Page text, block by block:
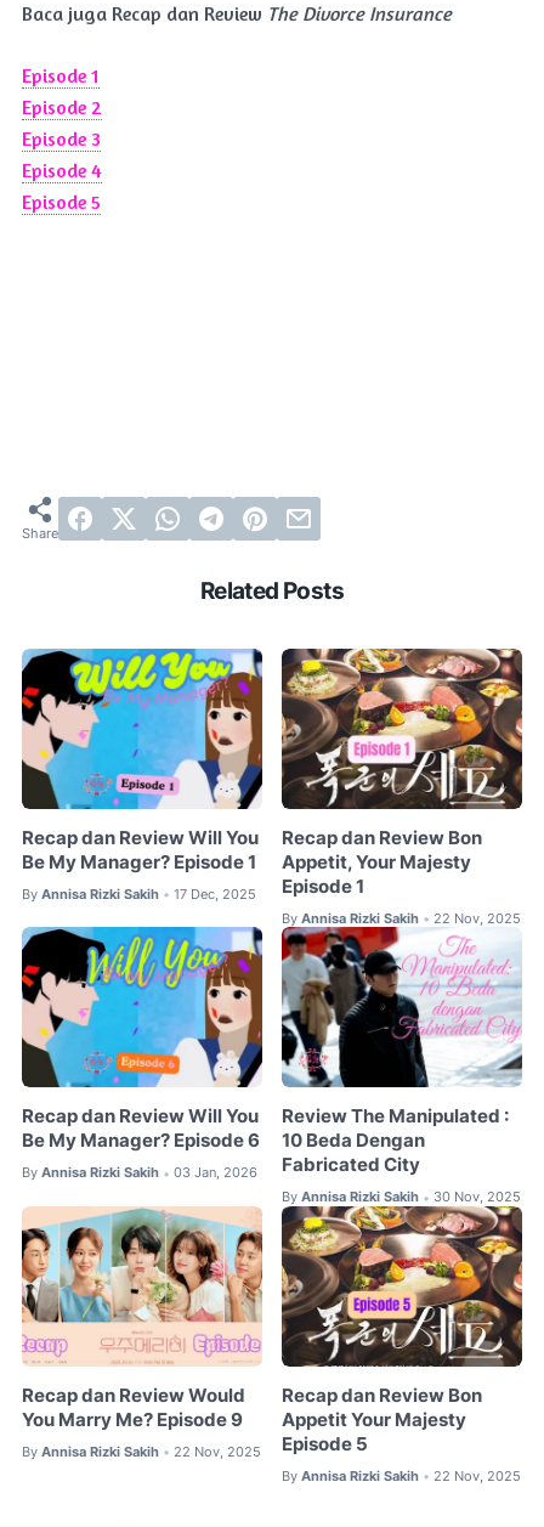
Baca juga Recap dan Review The Divorce Insurance
Episode 1
Episode 2
Episode 3
Episode 4
Episode 5
Related Posts
Recap dan Review Will You
Be My Manager? Episode 1
By Annisa Rizki Sakih • 17 Dec, 2025
Recap dan Review Bon
Appetit, Your Majesty
Episode 1
By Annisa Rizki Sakih • 22 Nov, 2025
Recap dan Review Will You
Be My Manager? Episode 6
By Annisa Rizki Sakih • 03 Jan, 2026
Review The Manipulated :
10 Beda Dengan
Fabricated City
By Annisa Rizki Sakih • 30 Nov, 2025
Recap dan Review Would
You Marry Me? Episode 9
By Annisa Rizki Sakih • 22 Nov, 2025
Recap dan Review Bon
Appetit Your Majesty
Episode 5
By Annisa Rizki Sakih • 22 Nov, 2025